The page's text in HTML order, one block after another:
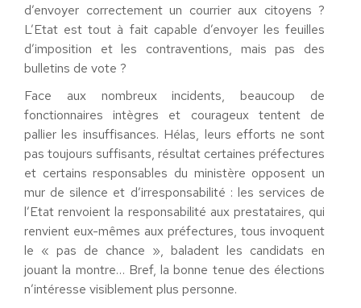
d’envoyer correctement un courrier aux citoyens ?
L’Etat est tout à fait capable d’envoyer les feuilles
d’imposition et les contraventions, mais pas des
bulletins de vote ?
Face aux nombreux incidents, beaucoup de
fonctionnaires intègres et courageux tentent de
pallier les insuffisances. Hélas, leurs efforts ne sont
pas toujours suffisants, résultat certaines préfectures
et certains responsables du ministère opposent un
mur de silence et d’irresponsabilité : les services de
l’Etat renvoient la responsabilité aux prestataires, qui
renvient eux-mêmes aux préfectures, tous invoquent
le « pas de chance », baladent les candidats en
jouant la montre… Bref, la bonne tenue des élections
n’intéresse visiblement plus personne.